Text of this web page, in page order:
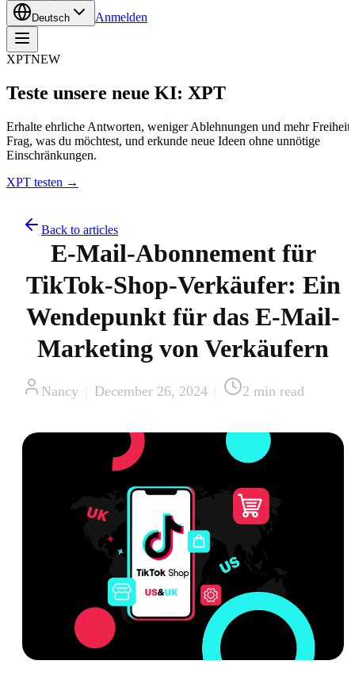
Deutsch Anmelden
XPTNEW
Teste unsere neue KI: XPT
Erhalte ehrliche Antworten, weniger Ablehnungen und mehr Freiheit.
Frag, was du möchtest, und erkunde neue Ideen ohne unnötige
Einschränkungen.
XPT testen →
Back to articles
E-Mail-Abonnement für
TikTok-Shop-Verkäufer: Ein
Wendepunkt für das E-Mail-
Marketing von Verkäufern
Nancy December 26, 2024 2 min read